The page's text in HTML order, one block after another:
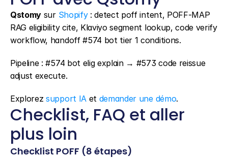
Qstomy sur Shopify : detect poff intent, POFF-MAP
RAG eligibility cite, Klaviyo segment lookup, code verify
workflow, handoff #574 bot tier 1 conditions.
Pipeline : #574 bot elig explain → #573 code reissue
adjust execute.
Explorez support IA et demander une démo.
Checklist, FAQ et aller
plus loin
Checklist POFF (8 étapes)